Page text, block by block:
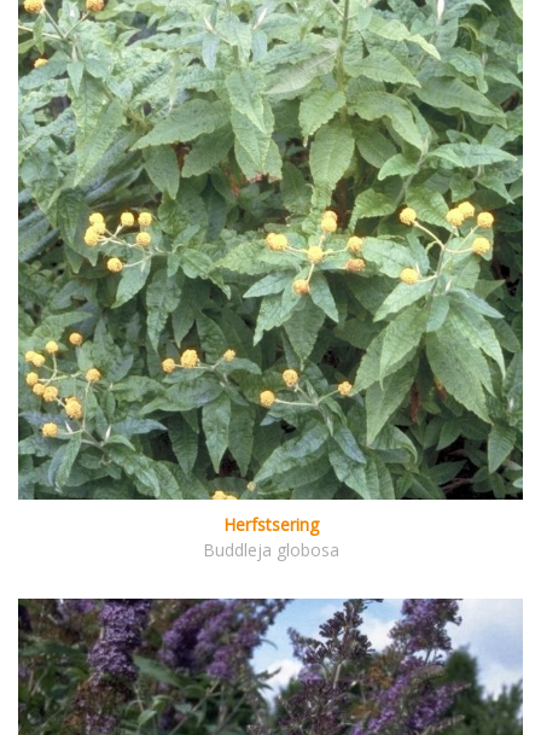
Herfstsering
Buddleja globosa